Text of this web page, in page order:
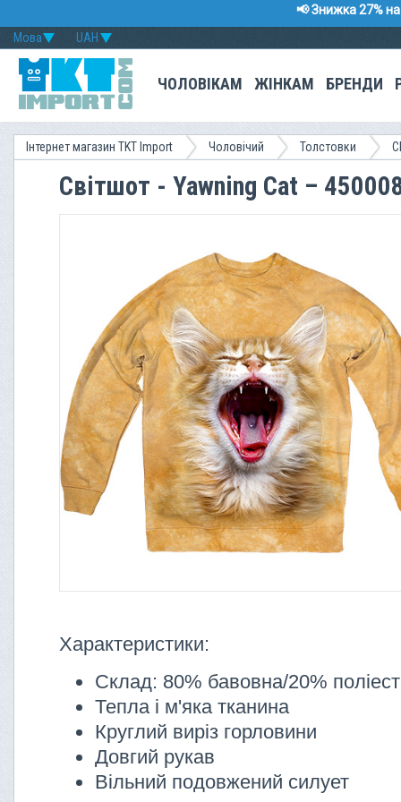
📢 Знижка 27%
UAH
Мова
ЧОЛОВІКАМ ЖІНКАМ БРЕНДИ
Інтернет магазин TKT Import Чоловічий Толстовки
Світшот - Yawning Cat –
Характеристики:
Склад: 80% бавовна/20%
Тепла і м'яка тканина
Круглий виріз горловини
Довгий рукав
Вільний подовжений силует